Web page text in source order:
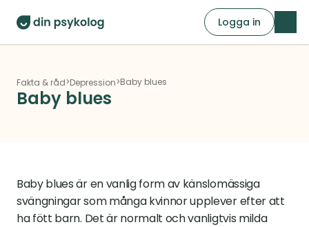
Logga in
Fakta & råd>Depression>Baby blues
Baby blues
Baby blues är en vanlig form av känslomässiga
svängningar som många kvinnor upplever efter att
ha fött barn. Det är normalt och vanligtvis milda